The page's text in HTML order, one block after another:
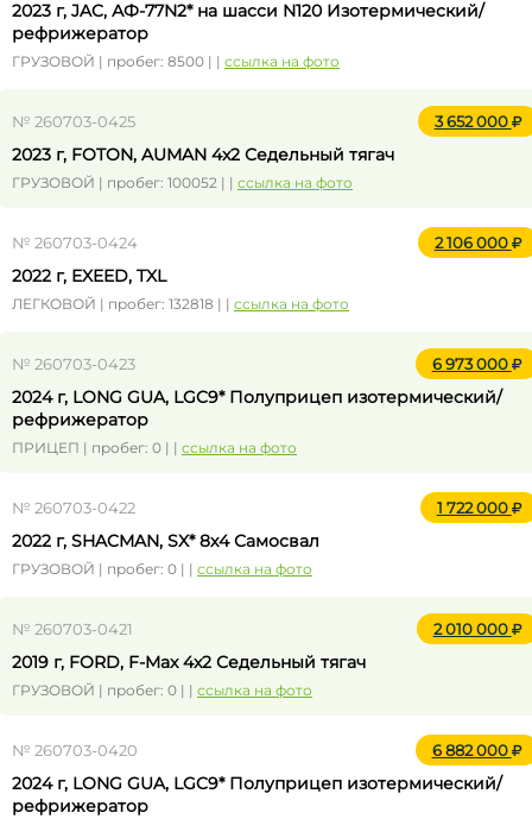
2023 г, JAC, АФ-77N2* на шасси N120 Изотермический/
рефрижератор
ГРУЗОВОЙ | пробег: 8500 | | ссылка на фото
№ 260703-0425 3 652 000
2023 г, FOTON, AUMAN 4x2 Седельный тягач
ГРУЗОВОЙ | пробег: 100052 | | ссылка на фото
№ 260703-0424 2 106 000
2022 г, EXEED, TXL
ЛЕГКОВОЙ | пробег: 132818 | | ссылка на фото
№ 260703-0423 6 973 000
2024 г, LONG GUA, LGC9* Полуприцеп изотермический/
рефрижератор
ПРИЦЕП | пробег: 0 | | ссылка на фото
№ 260703-0422 1 722 000
2022 г, SHACMAN, SX* 8x4 Самосвал
ГРУЗОВОЙ | пробег: 0 | | ссылка на фото
№ 260703-0421 2 010 000
2019 г, FORD, F-Max 4x2 Седельный тягач
ГРУЗОВОЙ | пробег: 0 | | ссылка на фото
№ 260703-0420 6 882 000
2024 г, LONG GUA, LGC9* Полуприцеп изотермический/
рефрижератор